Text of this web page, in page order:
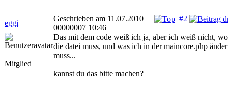
eggi
#2
Geschrieben am 11.07.2010
00000007 10:46
Mitglied
Das mit dem code weiß ich ja, aber ich weiß nicht,
die datei muss, und was ich in der maincore.php
muss...
kannst du das bitte machen?